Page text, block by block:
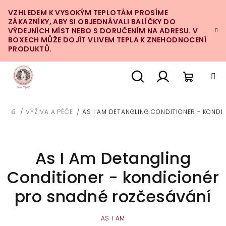
na
obsah
VZHLEDEM K VYSOKÝM TEPLOTÁM PROSÍME
ZÁKAZNÍKY, ABY SI OBJEDNÁVALI BALÍČKY DO
VÝDEJNÍCH MÍST NEBO S DORUČENÍM NA ADRESU. V
BOXECH MŮŽE DOJÍT VLIVEM TEPLA K ZNEHODNOCENÍ
PRODUKTŮ.
DOMŮ
/ VÝŽIVA A PÉČE / AS I AM DETANGLING CONDITIONER -
As I Am Detangling
Conditioner - kondicionér
pro snadné rozčesávání
AS I AM